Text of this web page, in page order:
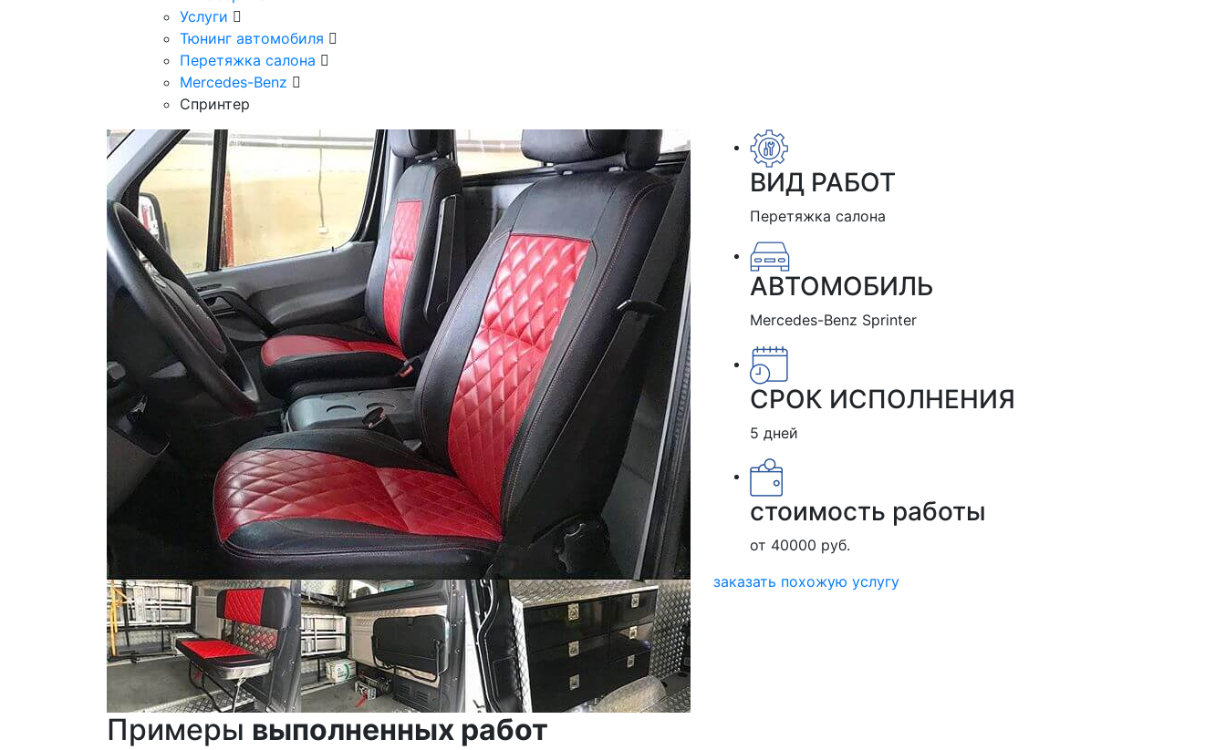
Услуги
Тюнинг автомобиля
Перетяжка салона
Mercedes-Benz
Спринтер
ВИД РАБОТ
Перетяжка салона
АВТОМОБИЛЬ
Mercedes-Benz Sprinter
СРОК ИСПОЛНЕНИЯ
5 дней
стоимость работы
от 40000 руб.
заказать похожую услугу
Примеры выполненных работ